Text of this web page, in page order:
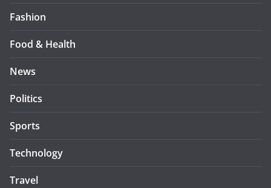
Fashion
Food & Health
News
Politics
Sports
Technology
Travel